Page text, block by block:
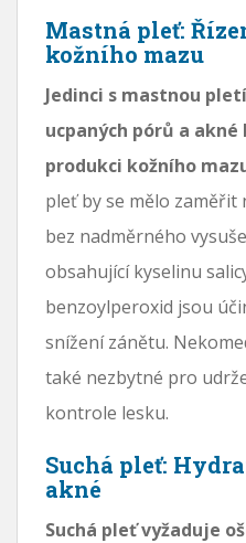
Mastná pleť:
kožního mazu
Jedinci s mastnou
ucpaných pórů a
produkci kožního
pleť by se mělo
bez nadměrného
obsahující kyselinu
benzoylperoxid jsou
snížení zánětu.
také nezbytné pro
kontrole lesku.
Suchá pleť:
akné
Suchá pleť vyžaduje